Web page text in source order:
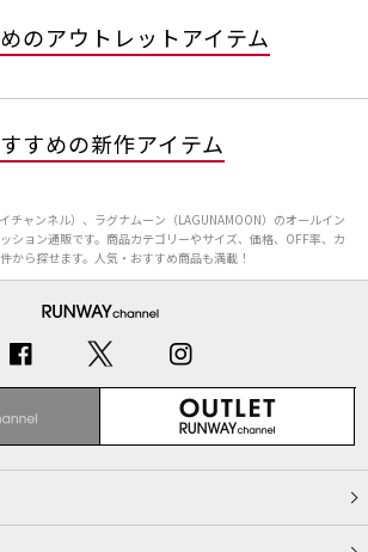
のアウトレットアイテム
すめの新作アイテム
チャンネル）、ラグナムーン（LAGUNAMOON）のオールイン
ション通販です。商品カテゴリーやサイズ、価格、OFF率、カ
から探せます。人気・おすすめ商品も満載！